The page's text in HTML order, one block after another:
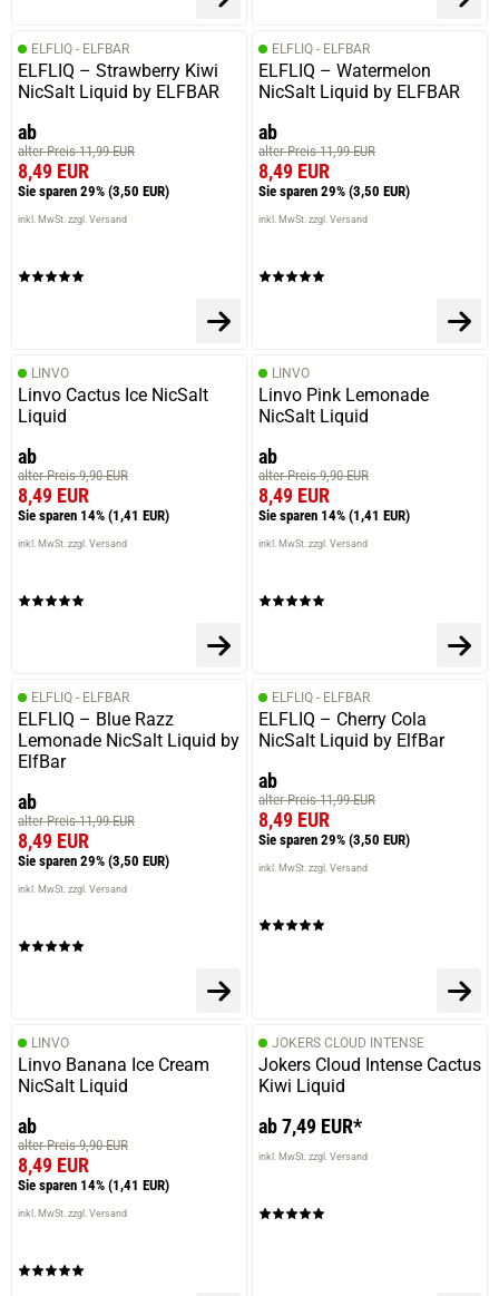
ELFLIQ - ELFBAR
ELFLIQ – Strawberry Kiwi
NicSalt Liquid by ELFBAR
ab
alter Preis 11,99 EUR
8,49 EUR
Sie sparen 29% (3,50 EUR)
inkl. MwSt. zzgl. Versand
ELFLIQ - ELFBAR
ELFLIQ – Watermelon
NicSalt Liquid by ELFBAR
ab
alter Preis 11,99 EUR
8,49 EUR
Sie sparen 29% (3,50 EUR)
inkl. MwSt. zzgl. Versand
LINVO
Linvo Cactus Ice NicSalt
Liquid
ab
alter Preis 9,90 EUR
8,49 EUR
Sie sparen 14% (1,41 EUR)
inkl. MwSt. zzgl. Versand
LINVO
Linvo Pink Lemonade
NicSalt Liquid
ab
alter Preis 9,90 EUR
8,49 EUR
Sie sparen 14% (1,41 EUR)
inkl. MwSt. zzgl. Versand
ELFLIQ - ELFBAR
ELFLIQ – Blue Razz
Lemonade NicSalt Liquid by
ElfBar
ab
alter Preis 11,99 EUR
8,49 EUR
Sie sparen 29% (3,50 EUR)
inkl. MwSt. zzgl. Versand
ELFLIQ - ELFBAR
ELFLIQ – Cherry Cola
NicSalt Liquid by ElfBar
ab
alter Preis 11,99 EUR
8,49 EUR
Sie sparen 29% (3,50 EUR)
inkl. MwSt. zzgl. Versand
LINVO
Linvo Banana Ice Cream
NicSalt Liquid
ab
alter Preis 9,90 EUR
8,49 EUR
Sie sparen 14% (1,41 EUR)
inkl. MwSt. zzgl. Versand
JOKERS CLOUD INTENSE
Jokers Cloud Intense Cactus
Kiwi Liquid
ab 7,49 EUR*
inkl. MwSt. zzgl. Versand